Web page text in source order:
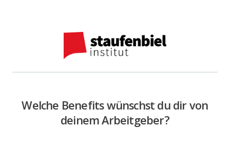
Welche Benefits wünschst du dir von
deinem Arbeitgeber?